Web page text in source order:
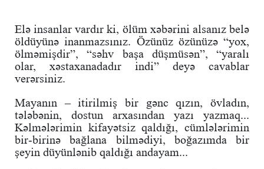
Elə insanlar vardır ki, ölüm xəbərini alsanız belə
öldüyünə inanmazsınız. Özünüz özünüzə “yox,
ölməmişdir”, “səhv başa düşmüsən”, “yaralı
olar, xəstaxanadadır indi” deyə cavablar
verərsiniz.
Mayanın – itirilmiş bir gənc qızın, övladın,
tələbənin, dostun arxasından yazı yazmaq...
Kəlmələrimin kifayətsiz qaldığı, cümlələrimin
bir-birinə bağlana bilmədiyi, boğazımda bir
şeyin düyünlənib qaldığı andayam...